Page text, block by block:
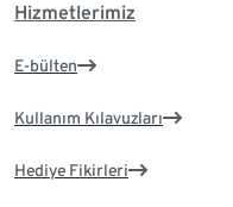
Hizmetlerimiz
E-bülten
Kullanım Kılavuzları
Hediye Fikirleri